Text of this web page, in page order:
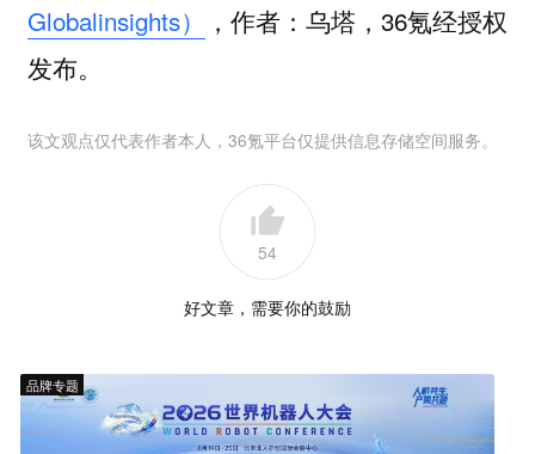
Globalinsights）
，作者：乌塔，36氪经授权
发布。
该文观点仅代表作者本人，36氪平台仅提供信息存储空间服务。
54
好文章，需要你的鼓励
品牌专题